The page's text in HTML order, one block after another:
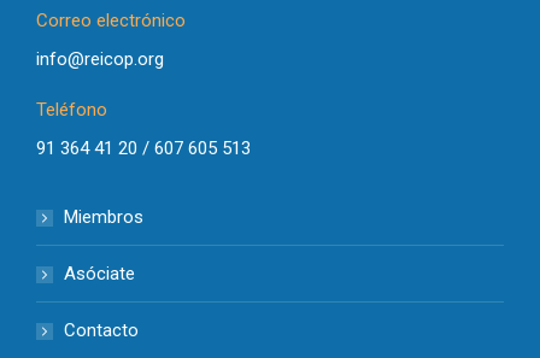
Correo electrónico
info@reicop.org
Teléfono
91 364 41 20 / 607 605 513
Miembros
Asóciate
Contacto